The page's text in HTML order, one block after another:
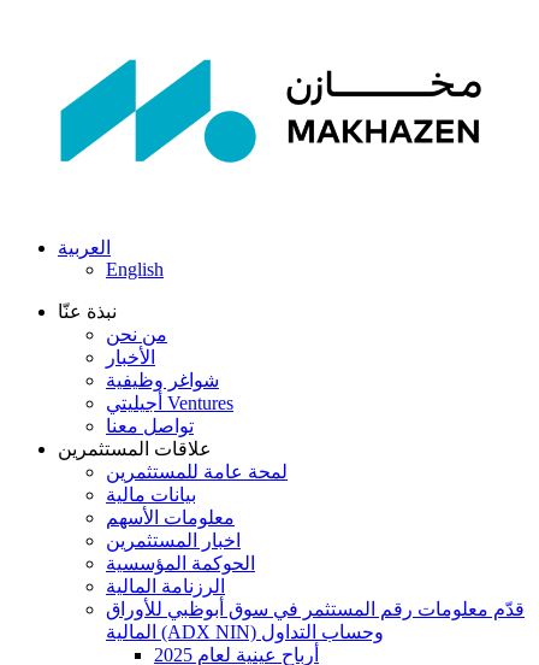
العربية
English
نبذة عنّا
من نحن
الأخبار
شواغر وظيفية
أجيليتي Ventures
تواصل معنا
علاقات المستثمرين
لمحة عامة للمستثمرين
بيانات مالية
معلومات الأسهم
اخبار المستثمرين
الحوكمة المؤسسية
الرزنامة المالية
قدّم معلومات رقم المستثمر في سوق أبوظبي للأوراق
المالية (ADX NIN) وحساب التداول
أرباح عينية لعام 2025